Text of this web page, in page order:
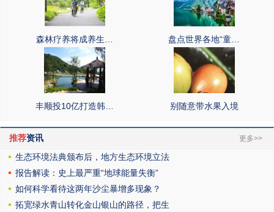
森林疗养将成养生… 盘点世界各地“童…
丰顺投10亿打造韩… 别随意带水果入境
推荐资讯 更多>>
生态环境法典颁布后，地方生态环境立法
报告解读：史上最严重“地球能量失衡”
如何科学看待这两年沙尘暴增多现象？
拓宽绿水青山转化金山银山的路径，把生